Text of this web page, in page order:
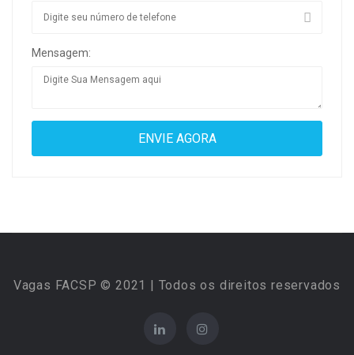
Mensagem:
Vagas FACSP © 2021 | Todos os direitos reservados